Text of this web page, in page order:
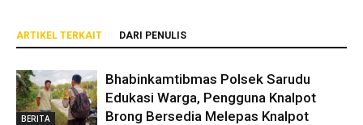
ARTIKEL TERKAIT DARI PENULIS
BERITA
Bhabinkamtibmas Polsek Sarudu
Edukasi Warga, Pengguna Knalpot
Brong Bersedia Melepas Knalpot